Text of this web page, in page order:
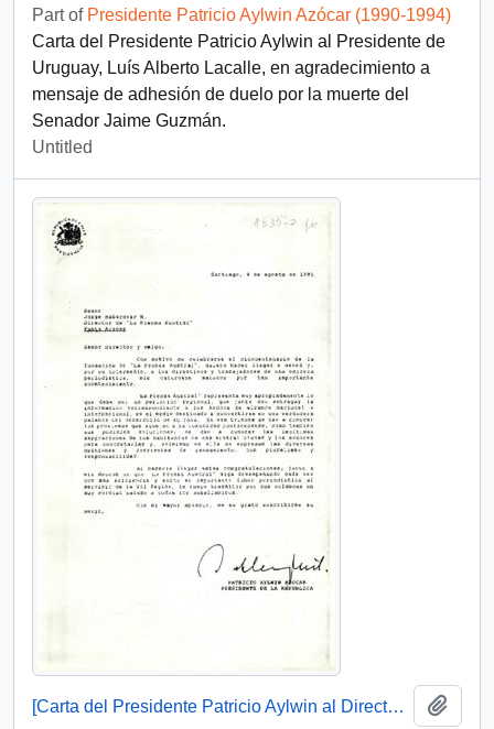
Part of Presidente Patricio Aylwin Azócar (1990-1994)
Carta del Presidente Patricio Aylwin al Presidente de
Uruguay, Luís Alberto Lacalle, en agradecimiento a
mensaje de adhesión de duelo por la muerte del
Senador Jaime Guzmán.
Untitled
[Carta del Presidente Patricio Aylwin al Director de "La Prensa Austral"]